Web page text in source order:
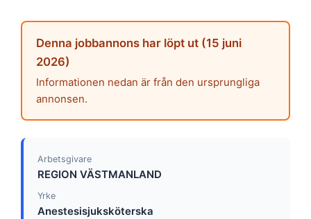
Denna jobbannons har löpt ut (15 juni
2026)
Informationen nedan är från den ursprungliga
annonsen.
Arbetsgivare
REGION VÄSTMANLAND
Yrke
Anestesisjuksköterska